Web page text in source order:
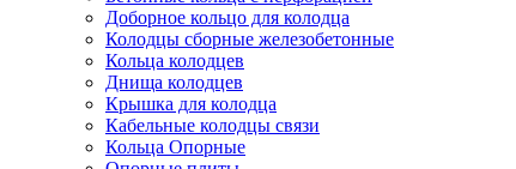
Доборное кольцо для колодца
Колодцы сборные железобетонные
Кольца колодцев
Днища колодцев
Крышка для колодца
Кабельные колодцы связи
Кольца Опорные